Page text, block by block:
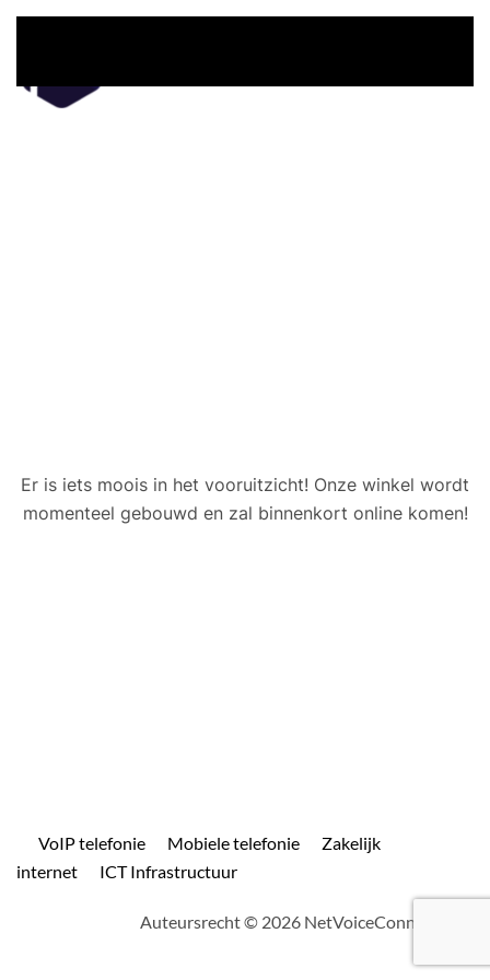
Er is iets moois in het vooruitzicht! Onze winkel wordt
momenteel gebouwd en zal binnenkort online komen!
VoIP telefonie Mobiele telefonie
Zakelijk
internet
ICT Infrastructuur
Auteursrecht © 2026 NetVoiceConnect.com